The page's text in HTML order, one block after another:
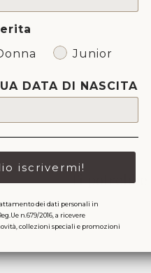
Ti potrebbe
Junior
DATA DI NASCITA
iscrivermi!
dei dati personali in
n.679/2016, a ricevere
collezioni speciali e promozioni